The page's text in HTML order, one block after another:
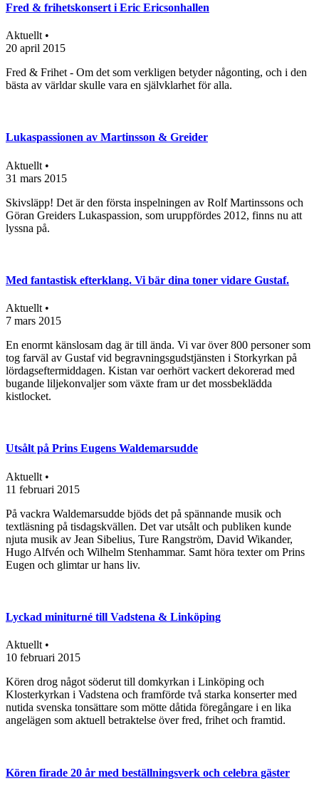
Fred & frihetskonsert i Eric Ericsonhallen
Aktuellt •
20 april 2015
Fred & Frihet - Om det som verkligen betyder någonting, och i den
bästa av världar skulle vara en självklarhet för alla.
Lukaspassionen av Martinsson & Greider
Aktuellt •
31 mars 2015
Skivsläpp! Det är den första inspelningen av Rolf Martinssons och
Göran Greiders Lukaspassion, som uruppfördes 2012, finns nu att
lyssna på.
Med fantastisk efterklang. Vi bär dina toner vidare Gustaf.
Aktuellt •
7 mars 2015
En enormt känslosam dag är till ända. Vi var över 800 personer som
tog farväl av Gustaf vid begravningsgudstjänsten i Storkyrkan på
lördagseftermiddagen. Kistan var oerhört vackert dekorerad med
bugande liljekonvaljer som växte fram ur det mossbeklädda
kistlocket.
Utsålt på Prins Eugens Waldemarsudde
Aktuellt •
11 februari 2015
På vackra Waldemarsudde bjöds det på spännande musik och
textläsning på tisdagskvällen. Det var utsålt och publiken kunde
njuta musik av Jean Sibelius, Ture Rangström, David Wikander,
Hugo Alfvén och Wilhelm Stenhammar. Samt höra texter om Prins
Eugen och glimtar ur hans liv.
Lyckad miniturné till Vadstena & Linköping
Aktuellt •
10 februari 2015
Kören drog något söderut till domkyrkan i Linköping och
Klosterkyrkan i Vadstena och framförde två starka konserter med
nutida svenska tonsättare som mötte dåtida föregångare i en lika
angelägen som aktuell betraktelse över fred, frihet och framtid.
Kören firade 20 år med beställningsverk och celebra gäster